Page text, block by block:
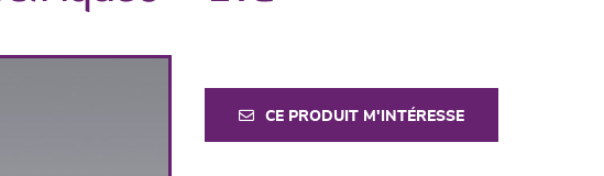
CE PRODUIT M'INTÉRESSE